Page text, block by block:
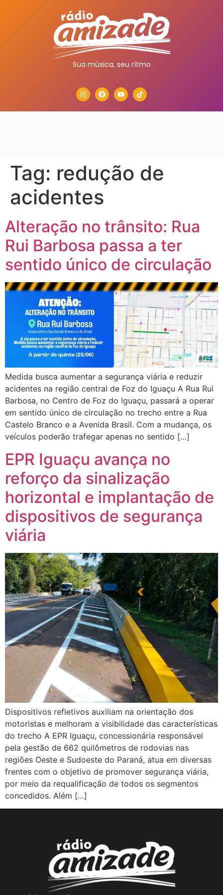
Sua música, seu rítmo
Tag: redução de
acidentes
Alteração no trânsito: Rua
Rui Barbosa passa a ter
sentido único de circulação
Medida busca aumentar a segurança viária e reduzir
acidentes na região central de Foz do Iguaçu A Rua Rui
Barbosa, no Centro de Foz do Iguaçu, passará a operar
em sentido único de circulação no trecho entre a Rua
Castelo Branco e a Avenida Brasil. Com a mudança, os
veículos poderão trafegar apenas no sentido […]
EPR Iguaçu avança no
reforço da sinalização
horizontal e implantação de
dispositivos de segurança
viária
Dispositivos refletivos auxiliam na orientação dos
motoristas e melhoram a visibilidade das características
do trecho A EPR Iguaçu, concessionária responsável
pela gestão de 662 quilômetros de rodovias nas
regiões Oeste e Sudoeste do Paraná, atua em diversas
frentes com o objetivo de promover segurança viária,
por meio da requalificação de todos os segmentos
concedidos. Além […]